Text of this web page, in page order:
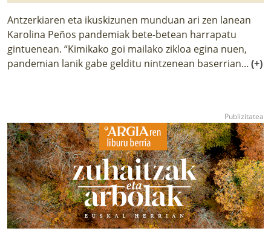
Antzerkiaren eta ikuskizunen munduan ari zen lanean
Karolina Peños pandemiak bete-betean harrapatu
gintuenean. “Kimikako goi mailako zikloa egina nuen,
pandemian lanik gabe gelditu nintzenean baserrian... (+)